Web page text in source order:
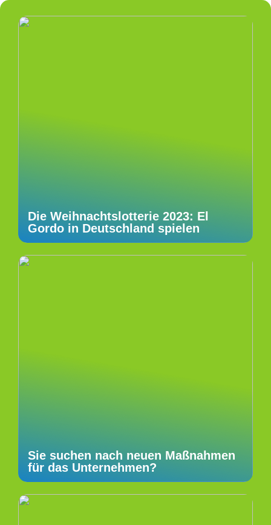
Die Weihnachtslotterie 2023: El
Gordo in Deutschland spielen
Sie suchen nach neuen Maßnahmen
für das Unternehmen?